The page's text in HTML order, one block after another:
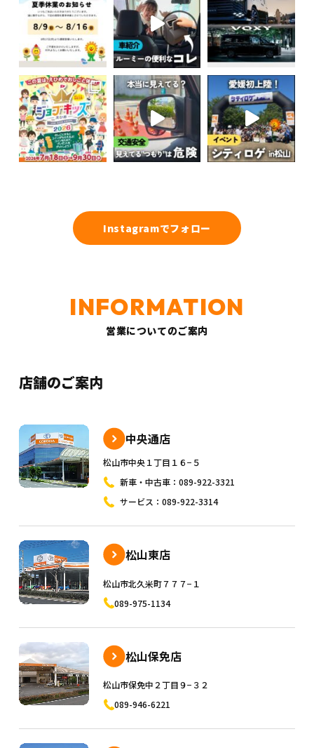
Instagramでフォロー
営業についてのご案内
店舗のご案内
中央通店
松山市中央１丁目１６−５
新車・中古車： 089-922-3321
サービス： 089-922-3314
松山東店
松山市北久米町７７７−１
089-975-1134
松山保免店
松山市保免中２丁目９−３２
089-946-6221